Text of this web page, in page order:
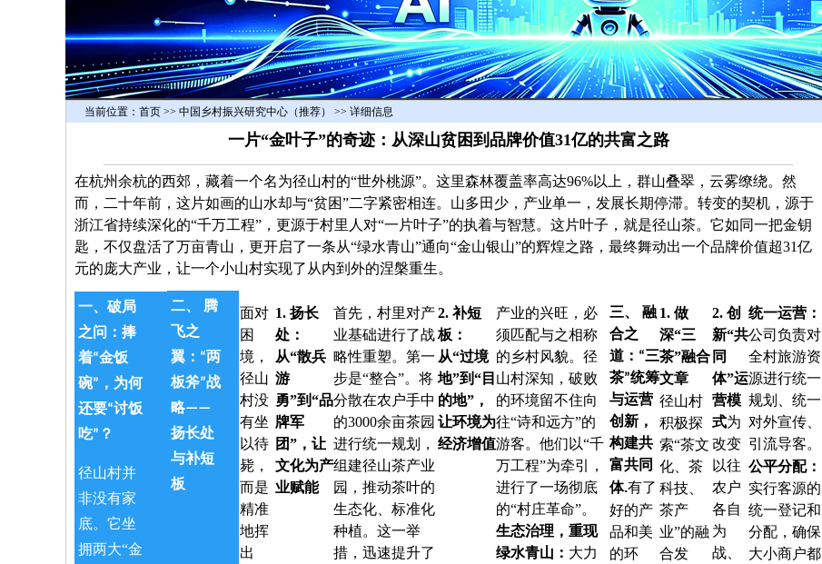
当前位置： 首页 >> 中国乡村振兴研究中心（推荐） >> 详细信息
一片“金叶子”的奇迹：从深山贫困到品牌价值31亿的共富之路
在杭州余杭的西郊，藏着一个名为径山村的“世外桃源”。这里森林覆盖率高达96%以上，群山叠翠，云雾缭绕。然
而，二十年前，这片如画的山水却与“贫困”二字紧密相连。山多田少，产业单一，发展长期停滞。转变的契机，源于
浙江省持续深化的“千万工程”，更源于村里人对“一片叶子”的执着与智慧。这片叶子，就是径山茶。它如同一把金钥
匙，不仅盘活了万亩青山，更开启了一条从“绿水青山”通向“金山银山”的辉煌之路，最终舞动出一个品牌价值超31亿
元的庞大产业，让一个小山村实现了从内到外的涅槃重生。
一、 破局
之问：捧
着“金饭
碗”，为何
还要“讨饭
吃”？
径山村并
非没有家
底。它坐
拥两大“金
二、 腾
飞之
翼：“两
板斧”战
略——
扬长处
与补短
板
面对
困
境，
径山
村没
有坐
以待
毙，
而是
精准
地挥
出
1. 扬长
处：
从“散兵
游
勇”到“品
牌军
团”，让
文化为产
业赋能
首先，村里对产
业基础进行了战
略性重塑。第一
步是“整合”。将
分散在农户手中
的3000余亩茶园
进行统一规划，
组建径山茶产业
园，推动茶叶的
生态化、标准化
种植。这一举
措，迅速提升了
2. 补短
板：
从“过境
地”到“目
的地”，
让环境为
经济增值
产业的兴旺，必
须匹配与之相称
的乡村风貌。径
山村深知，破败
的环境留不住向
往“诗和远方”的
游客。他们以“千
万工程”为牵引，
进行了一场彻底
的“村庄革命”。
生态治理，重现
绿水青山： 大力
三、 融
合之
道：“三
茶”统筹
与运营
创新，
构建共
富共同
体.有了
好的产
品和美
的环
1. 做
深“三
茶”融合
文章
径山村
积极探
索“茶文
化、茶
科技、
茶产
业”的融
合发
2. 创
新“共
同
体”运
营模
式为
改变
以往
农户
各自
为
战、
统一运营：
公司负责对
全村旅游资
源进行统一
规划、统一
对外宣传、
引流导客。
公平分配：
实行客源的
统一登记和
分配，确保
大小商户都